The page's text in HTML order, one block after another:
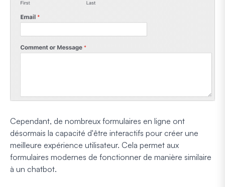
Cependant, de nombreux formulaires en ligne ont
désormais la capacité d'être interactifs pour créer une
meilleure expérience utilisateur. Cela permet aux
formulaires modernes de fonctionner de manière similaire
à un chatbot.